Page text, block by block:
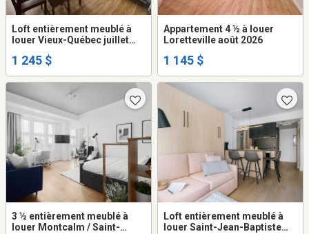
Loft entièrement meublé à
louer Vieux-Québec juillet
1 245 $
Appartement 4 ½ à louer
Loretteville août 2026
1 145 $
3 ½ entièrement meublé à
louer Montcalm / Saint-
Loft entièrement meublé à
louer Saint-Jean-Baptiste